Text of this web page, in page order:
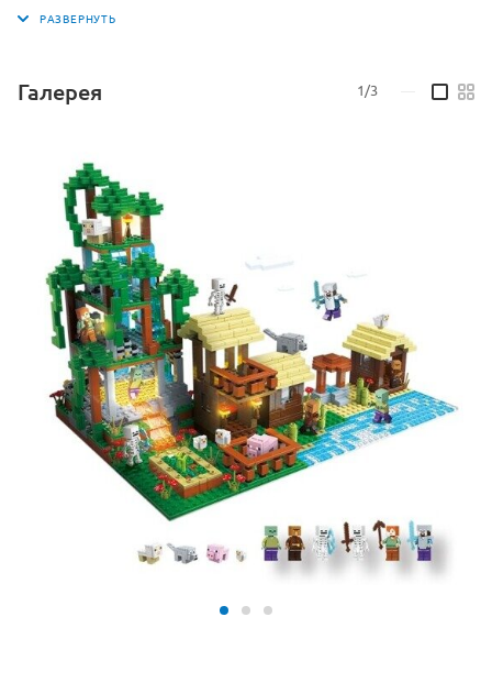
Материал упаковки: картон
Для детей старше 6 лет(содержит мелкие детали)
Галерея 1/3